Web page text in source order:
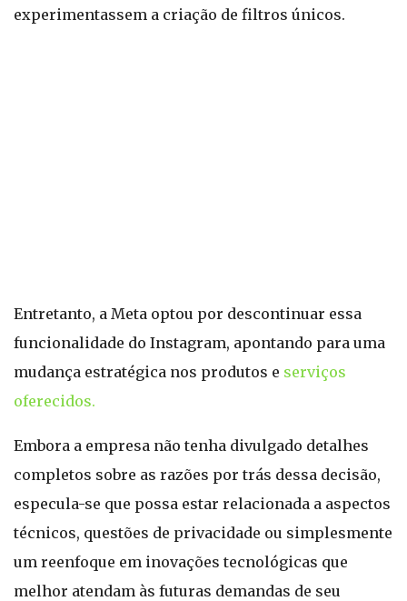
experimentassem a criação de filtros únicos.
Entretanto, a Meta optou por descontinuar essa
funcionalidade do Instagram, apontando para uma
mudança estratégica nos produtos e serviços
oferecidos.
Embora a empresa não tenha divulgado detalhes
completos sobre as razões por trás dessa decisão,
especula-se que possa estar relacionada a aspectos
técnicos, questões de privacidade ou simplesmente
um reenfoque em inovações tecnológicas que
melhor atendam às futuras demandas de seu